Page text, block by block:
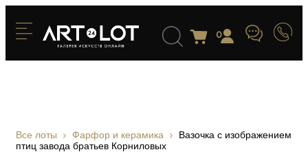
0
Все лоты Фарфор и керамика
Вазочка с изображением
птиц завода братьев Корниловых